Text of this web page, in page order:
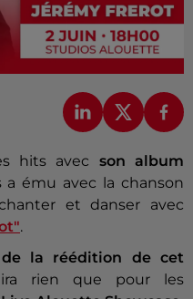
hits avec son album
a ému avec la chanson
et danser avec
.
la réédition de cet
rien que pour les